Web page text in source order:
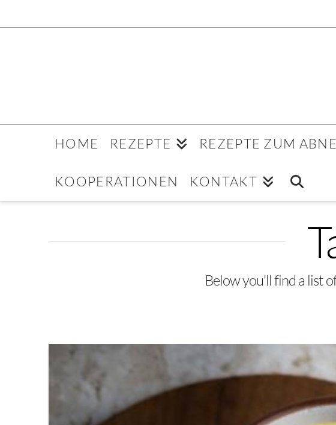
HOME REZEPTE REZEPTE ZUM
KOOPERATIONEN KONTAKT
Below you'll find a list